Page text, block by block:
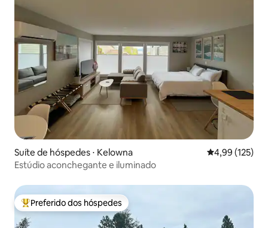
Suíte de hóspedes ⋅ Kelowna 4,99 de uma
4,99 (125)
Estúdio aconchegante e iluminado
Entre os melhores preferidos dos hóspedes
Preferido dos hóspedes